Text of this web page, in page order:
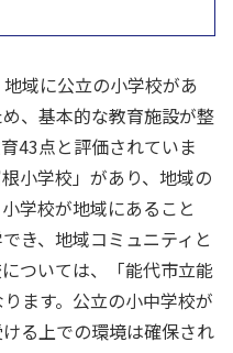
域に公立の小学校があ
、基本的な教育施設が整
43点と評価されていま
小学校」があり、地域の
学校が地域にあること
き、地域コミュニティと
ついては、「能代市立能
ます。公立の小中学校が
る上での環境は確保され